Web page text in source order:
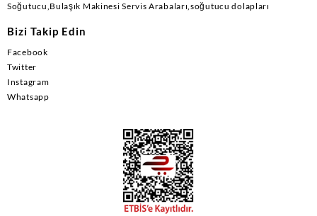
Soğutucu,Bulaşık Makinesi Servis Arabaları,soğutucu dolapları
Bizi Takip Edin
Facebook
Twitter
Instagram
Whatsapp